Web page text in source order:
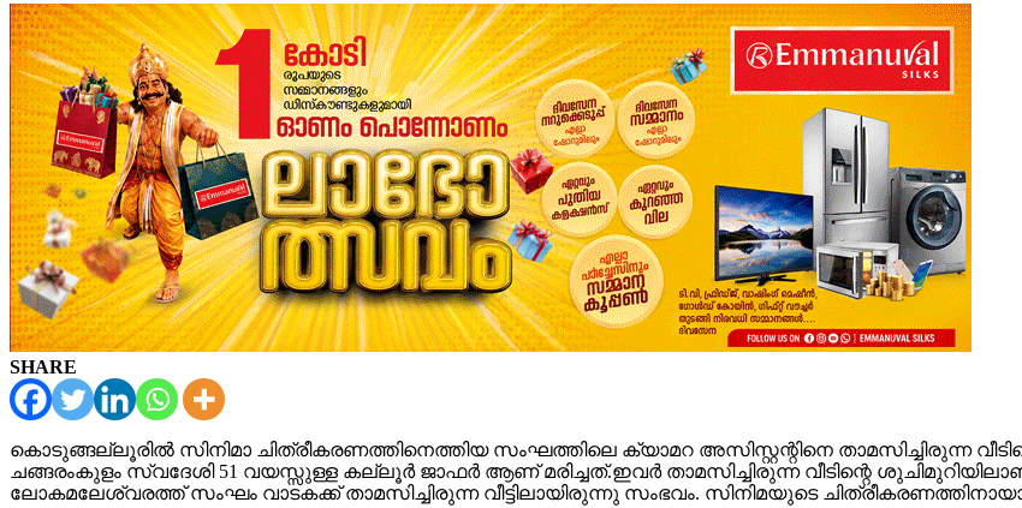
SHARE
കൊടുങ്ങല്ലൂരില്‍ സിനിമാ ചിത്രീകരണത്തിനെത്തിയ സംഘത്തിലെ ക്യാമറ അസിസ്റ്റന്റിനെ താമസിച്ചിരുന്ന
ചങ്ങരംകുളം സ്വദേശി 51 വയസ്സുള്ള കല്ലൂര്‍ ജാഫര്‍ ആണ് മരിച്ചത്.ഇവര്‍ താമസിച്ചിരുന്ന വീടിന്റെ
ലോകമലേശ്വരത്ത് സംഘം വാടകക്ക് താമസിച്ചിരുന്ന വീട്ടിലായിരുന്നു സംഭവം. സിനിമയുടെ